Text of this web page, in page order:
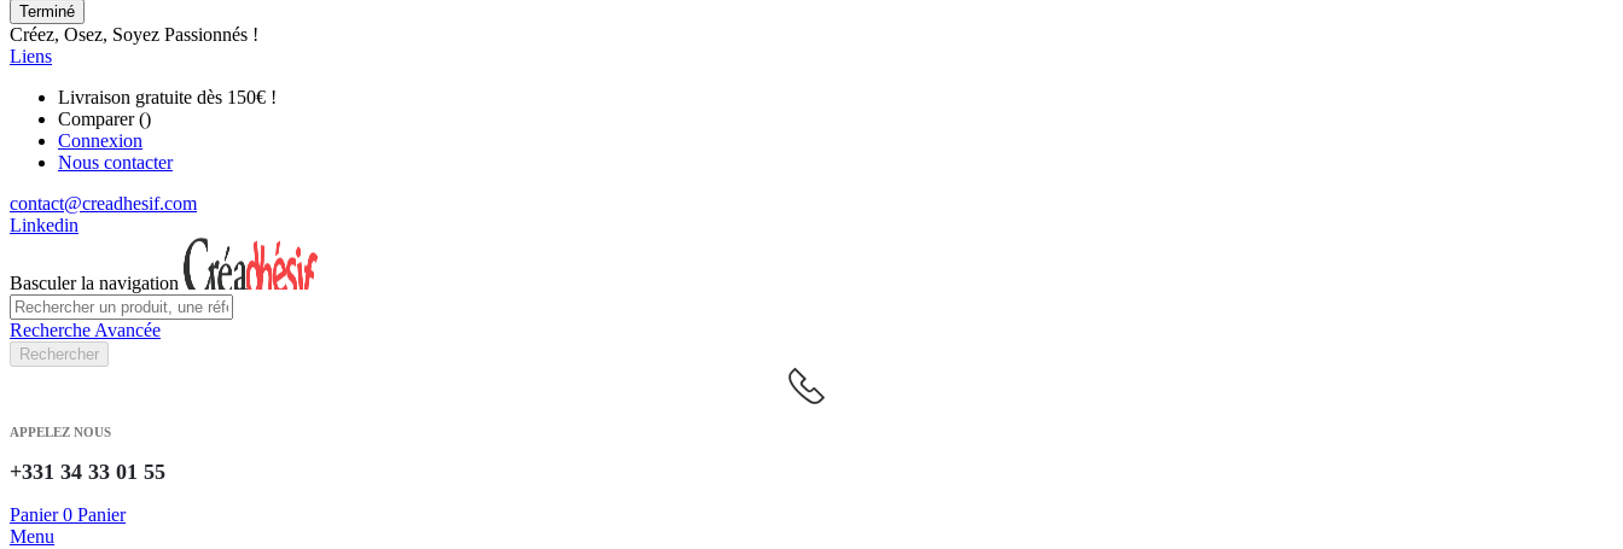
Terminé
Créez, Osez, Soyez Passionnés !
Liens
Livraison gratuite dès 150€ !
Comparer ()
Connexion
Nous contacter
contact@creadhesif.com
Linkedin
Basculer la navigation
Recherche Avancée
Rechercher
APPELEZ NOUS
+331 34 33 01 55
Panier 0 Panier
Menu